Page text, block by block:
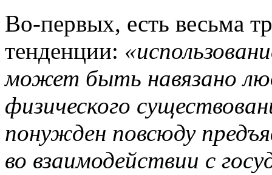
Во-первых, есть весьма
тенденции:
может быть навязано
физического
понужден повсюду
во взаимодействии с